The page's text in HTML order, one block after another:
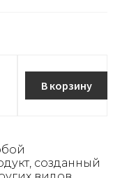
В корзину
созданный